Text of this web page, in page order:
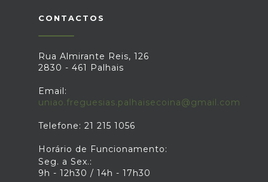
CONTACTOS
Rua Almirante Reis, 126
2830 - 461 Palhais
Email:
uniao.freguesias.palhaisecoina@gmail.com
Telefone: 21 215 1056
Horário de Funcionamento:
Seg. a Sex.:
9h - 12h30 / 14h - 17h30